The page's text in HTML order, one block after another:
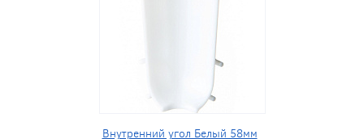
Внутренний угол Белый 58мм